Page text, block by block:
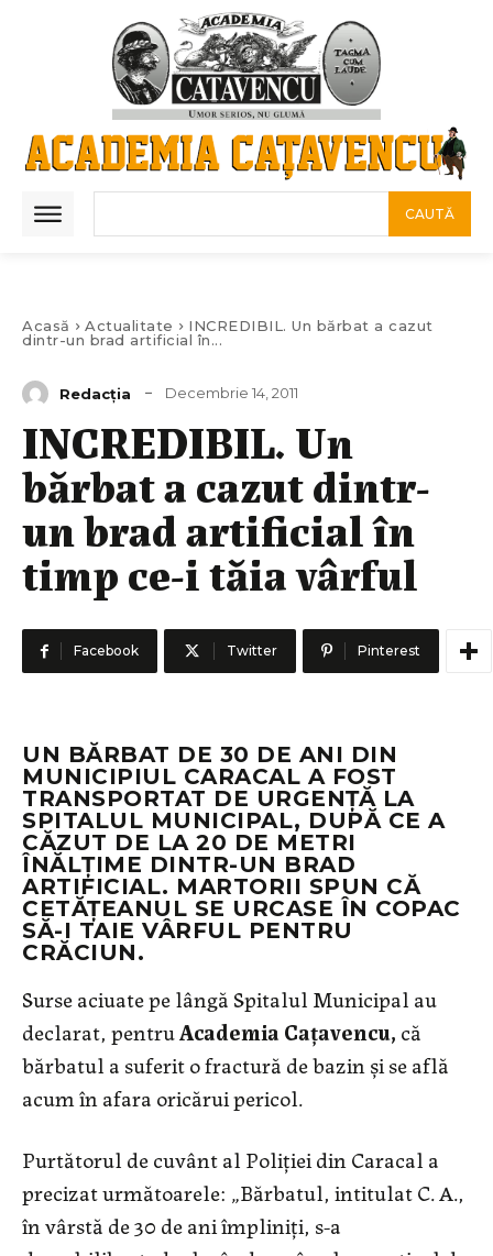
CAUTĂ
Acasă Actualitate
INCREDIBIL. Un bărbat a cazut
dintr-un brad artificial în...
Redacția Decembrie 14, 2011
INCREDIBIL. Un
bărbat a cazut dintr-
un brad artificial în
timp ce-i tăia vârful
Facebook Twitter Pinterest
UN BĂRBAT DE 30 DE ANI DIN
MUNICIPIUL CARACAL A FOST
TRANSPORTAT DE URGENŢĂ LA
SPITALUL MUNICIPAL, DUPĂ CE A
CĂZUT DE LA 20 DE METRI
ÎNĂLŢIME DINTR-UN BRAD
ARTIFICIAL. MARTORII SPUN CĂ
CETĂŢEANUL SE URCASE ÎN COPAC
SĂ-I TAIE VÂRFUL PENTRU
CRĂCIUN.
Surse aciuate pe lângă Spitalul Municipal au
declarat, pentruAcademia Caţavencu, că
bărbatul a suferit o fractură de bazin şi se află
acum în afara oricărui pericol.
Purtătorul de cuvânt al Poliţiei din Caracal a
precizat următoarele: „Bărbatul, intitulat C. A.,
în vârstă de 30 de ani împliniţi, s-a